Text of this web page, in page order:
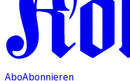
AboAbonnieren